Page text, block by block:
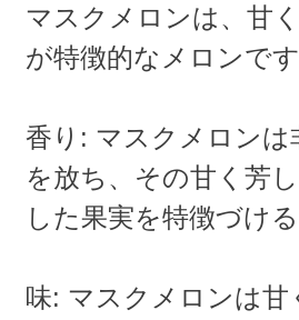
マスクメロンは、甘
が特徴的なメロンです
香り: マスクメロンは
を放ち、その甘く芳
した果実を特徴づけ
味: マスクメロンは甘